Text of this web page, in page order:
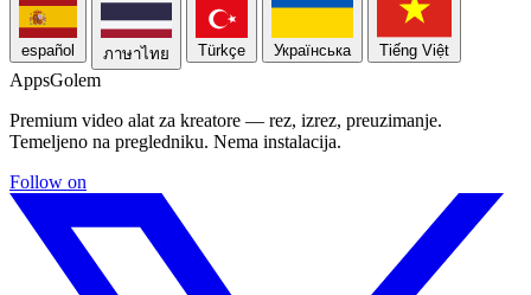
español ภาษาไทย Türkçe Українська Tiếng Việt
AppsGolem
Premium video alat za kreatore — rez, izrez, preuzimanje.
Temeljeno na pregledniku. Nema instalacija.
Follow on